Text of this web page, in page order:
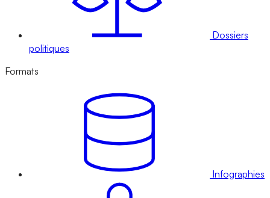
Dossiers
politiques
Formats
Infographies